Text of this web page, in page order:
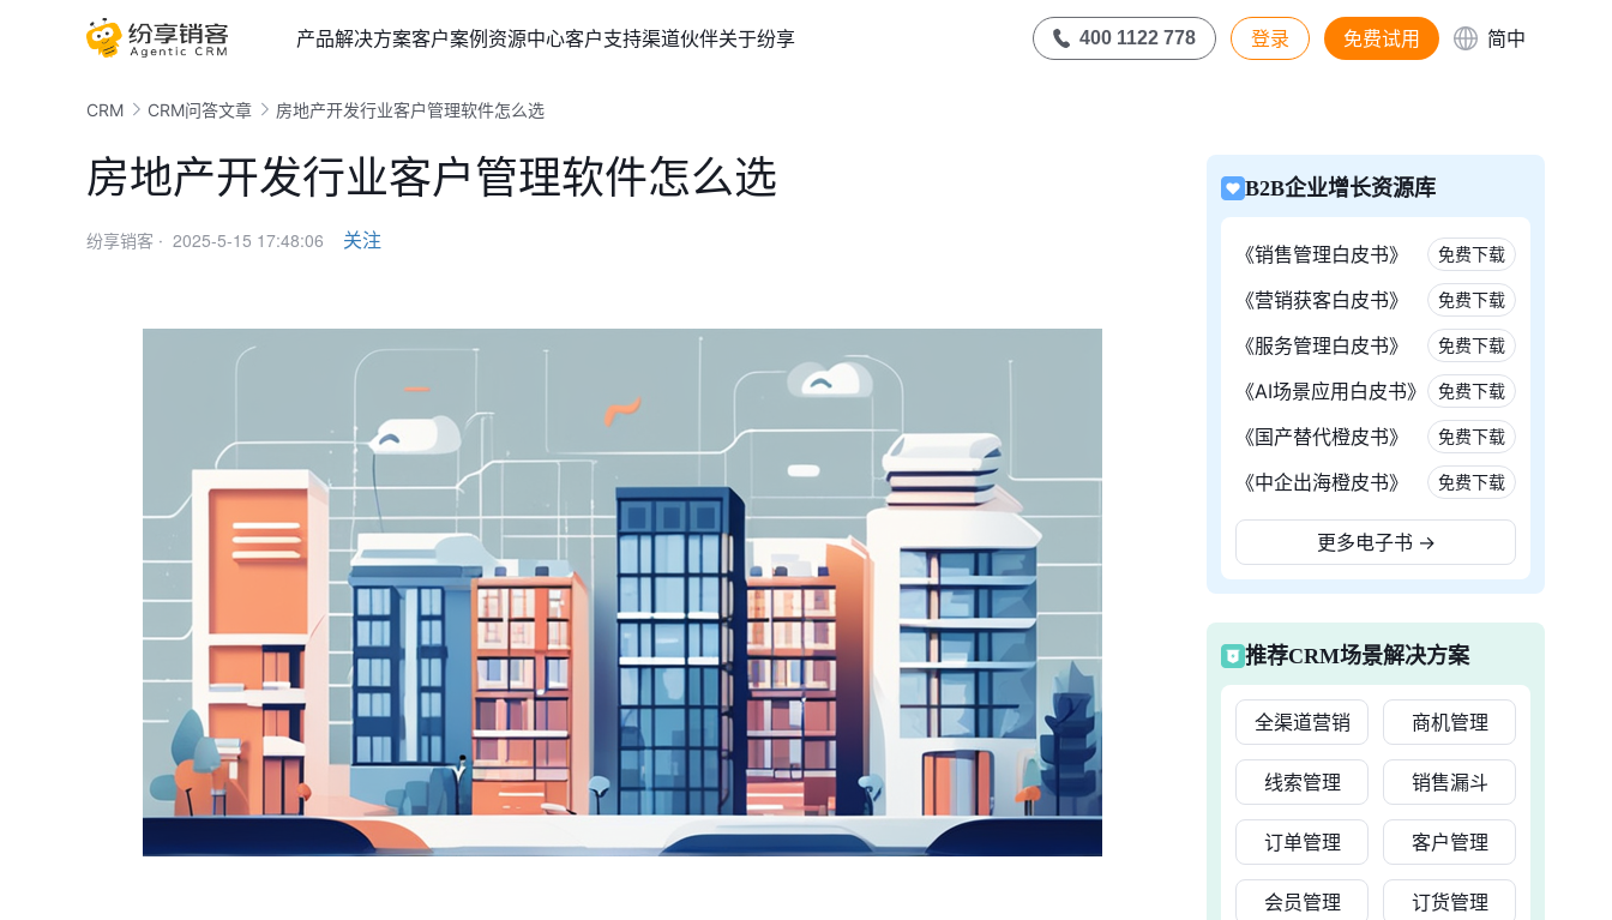
产品解决方案客户案例资源中心客户支持渠道伙伴关于纷享 400 1122 778 登录 免费试用 简中
CRM CRM问答文章 房地产开发行业客户管理软件怎么选
房地产开发行业客户管理软件怎么选
纷享销客 · 2025-5-15 17:48:06 关注
B2B企业增长资源库
《销售管理白皮书》 免费下载
《营销获客白皮书》 免费下载
《服务管理白皮书》 免费下载
《AI场景应用白皮书》 免费下载
《国产替代橙皮书》 免费下载
《中企出海橙皮书》 免费下载
更多电子书 →
推荐CRM场景解决方案
全渠道营销 商机管理
线索管理 销售漏斗
订单管理 客户管理
会员管理 订货管理